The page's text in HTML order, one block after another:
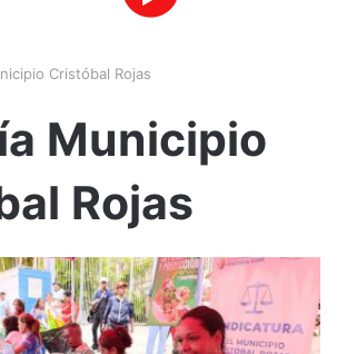
Cristóbal Rojas
Municipio
Rojas